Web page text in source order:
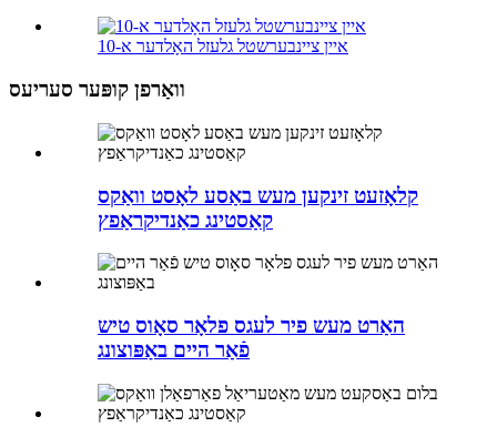
איין ציינבערשטל גלעזל האָלדער א-10
וואַרפן קופּער סעריעס
קלאָזעט זינקען מעש באַסע לאָסט וואַקס
קאַסטינג כאַנדיקראַפץ
האַרט מעש פיר לעגס פלאָר סאָוס טיש
פֿאַר היים באַפּוצונג